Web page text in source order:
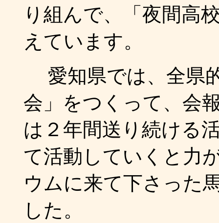
り組んで、「夜間高
えています。
愛知県では、全県
会」をつくって、会
は２年間送り続ける
て活動していくと力
ウムに来て下さった
した。